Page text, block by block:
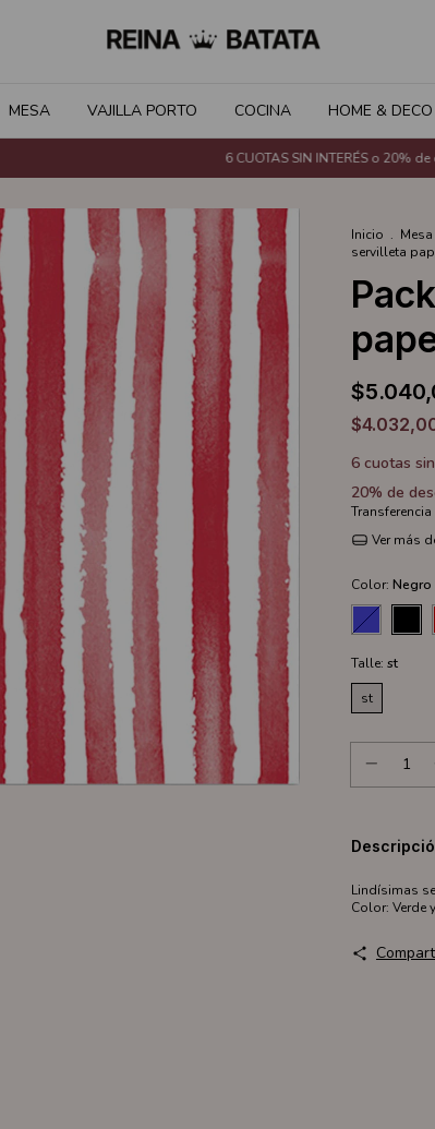
MESA VAJILLA PORTO COCINA HOME & DECO
6 CUOTAS SIN INTERÉS o 20% de
Inicio . Mesa
servilleta
6 cuotas
20% de
Ver más
Color: Negro
Talle: st
st
Lindísimas
Color: Verde